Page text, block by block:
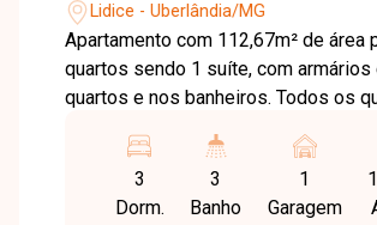
Lidice - Uberlândia/MG
Apartamento com 112,67m² de área
quartos sendo 1 suíte, com armários
quartos e nos banheiros. Todos os
ventilação e luminosidade natural.
em 2 ambientes, cozinha montada
planejados, área de serviço com
3
Dorm.
3
Banho
1
Garagem